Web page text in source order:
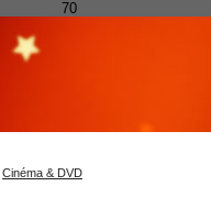
70
Cinéma & DVD